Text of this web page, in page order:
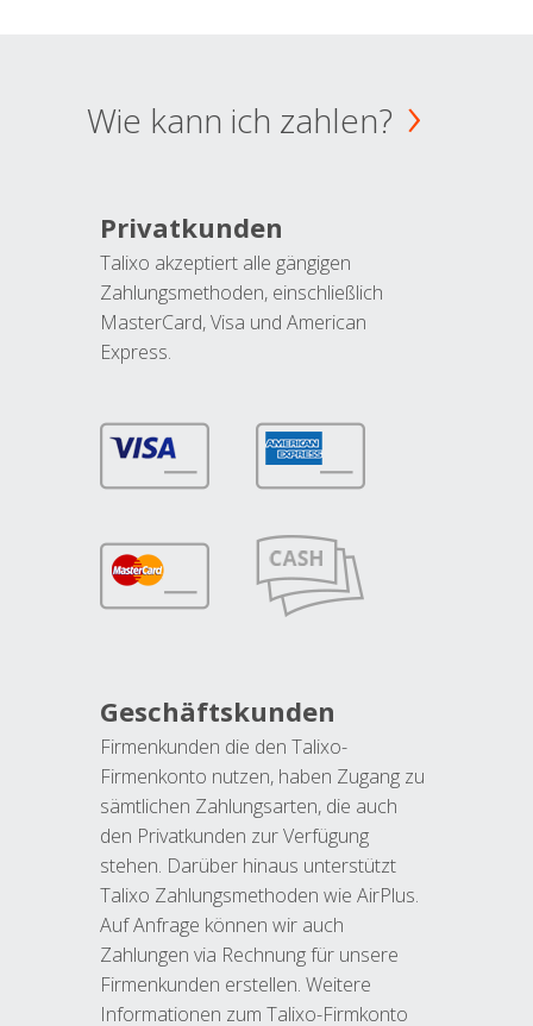
Wie kann ich zahlen?
Privatkunden
Talixo akzeptiert alle gängigen
Zahlungsmethoden, einschließlich
MasterCard, Visa und American
Express.
Geschäftskunden
Firmenkunden die den Talixo-
Firmenkonto nutzen, haben Zugang zu
sämtlichen Zahlungsarten, die auch
den Privatkunden zur Verfügung
stehen. Darüber hinaus unterstützt
Talixo Zahlungsmethoden wie AirPlus.
Auf Anfrage können wir auch
Zahlungen via Rechnung für unsere
Firmenkunden erstellen. Weitere
Informationen zum Talixo-Firmkonto